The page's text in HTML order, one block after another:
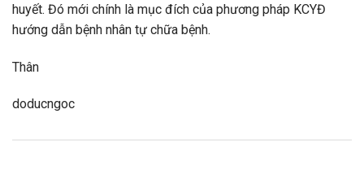
huyết. Đó mới chính là mục đích của phương pháp KCYĐ
hướng dẫn bệnh nhân tự chữa bệnh.
Thân
doducngoc